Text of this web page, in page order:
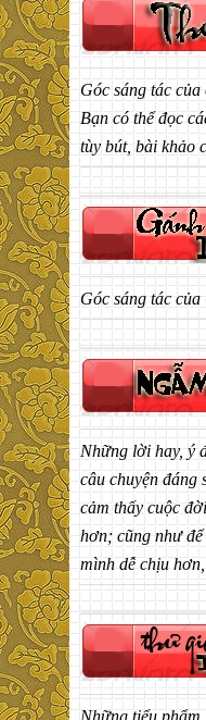
Góc sáng tác
Bạn có thể đọc
tùy bút, bài khảo
Góc sáng tác
Những lời hay, ý
câu chuyện đáng
cảm thấy cuộc
hơn; cũng như
mình dễ chịu
Những tiểu